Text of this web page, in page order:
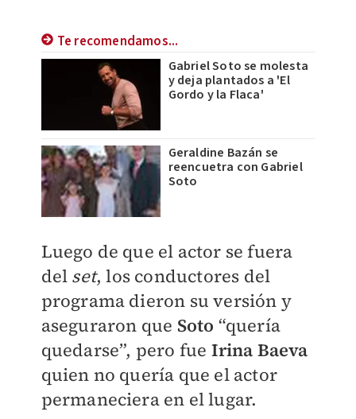
Te recomendamos...
Gabriel Soto se molesta
y deja plantados a 'El
Gordo y la Flaca'
Geraldine Bazán se
reencuetra con Gabriel
Soto
Luego de que el actor se fuera
del set, los conductores del
programa dieron su versión y
aseguraron que Soto “quería
quedarse”, pero fue Irina Baeva
quien no quería que el actor
permaneciera en el lugar.